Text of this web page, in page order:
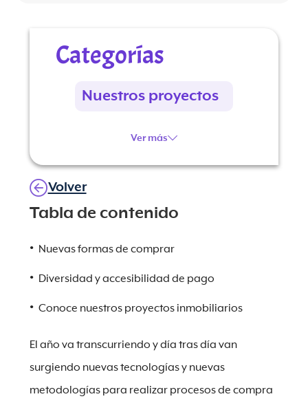
Categorías
Nuestros proyectos
Ver más
Volver
Tabla de contenido
Nuevas formas de comprar
Diversidad y accesibilidad de pago
Conoce nuestros proyectos inmobiliarios
El año va transcurriendo y día tras día van
surgiendo nuevas tecnologías y nuevas
metodologías para realizar procesos de compra